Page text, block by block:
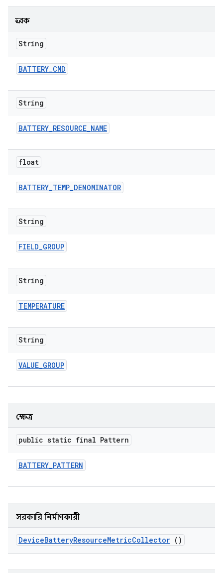
ধ্রুবক
String
BATTERY_CMD
String
BATTERY_RESOURCE_NAME
float
BATTERY_TEMP_DENOMINATOR
String
FIELD_GROUP
String
TEMPERATURE
String
VALUE_GROUP
ক্ষেত্র
public static final Pattern
BATTERY_PATTERN
সরকারি নির্মাণকারী
DeviceBatteryResourceMetricCollector ()